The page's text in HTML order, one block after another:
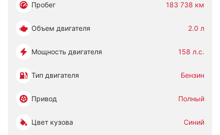
Пробег 183 738 км
Объем двигателя 2.0 л
Мощность двигателя 158 л.с.
Тип двигателя Бензин
Привод Полный
Цвет кузова Синий